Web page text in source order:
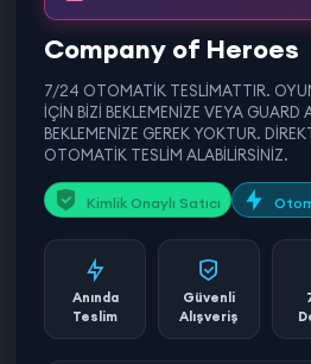
Company of Heroes
7/24 OTOMATİK TESLİMATTIR.
İÇİN BİZİ BEKLEMENİZE VEYA GUARD
BEKLEMENİZE GEREK YOKTUR.
OTOMATİK TESLİM ALABİLİRSİNİZ.
Kimlik Onaylı Satıcı
Anında
Teslim
Güvenli
Alışveriş